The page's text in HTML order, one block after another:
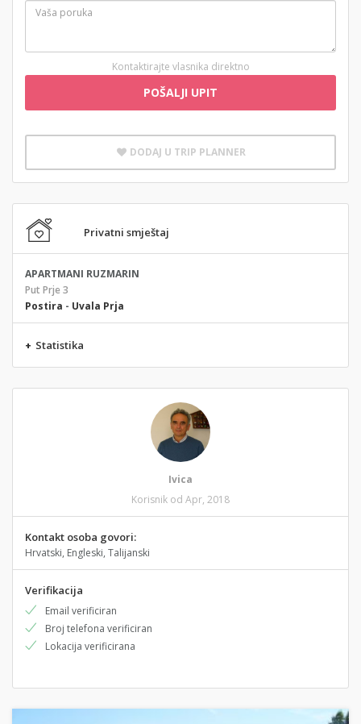
Kontaktirajte vlasnika direktno
POŠALJI UPIT
DODAJ U TRIP PLANNER
Privatni smještaj
APARTMANI RUZMARIN
Put Prje 3
Postira - Uvala Prja
+ Statistika
Ivica
Korisnik od Apr, 2018
Kontakt osoba govori:
Hrvatski, Engleski, Talijanski
Verifikacija
Email verificiran
Broj telefona verificiran
Lokacija verificirana